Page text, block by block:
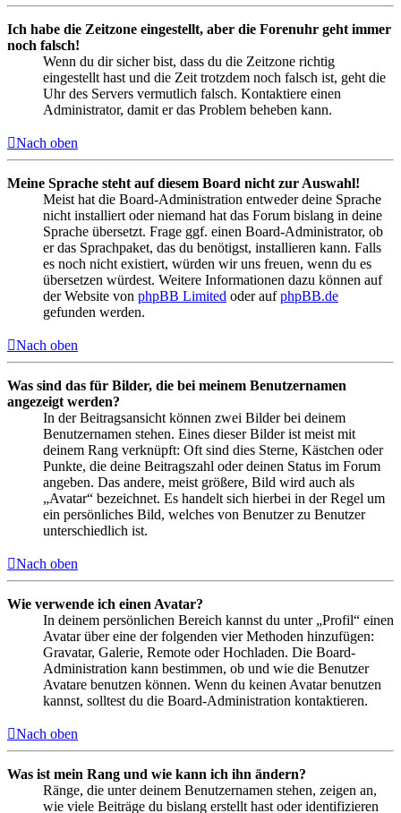
Ich habe die Zeitzone eingestellt, aber die Forenuhr geht immer
noch falsch!
Wenn du dir sicher bist, dass du die Zeitzone richtig
eingestellt hast und die Zeit trotzdem noch falsch ist, geht die
Uhr des Servers vermutlich falsch. Kontaktiere einen
Administrator, damit er das Problem beheben kann.
Nach oben
Meine Sprache steht auf diesem Board nicht zur Auswahl!
Meist hat die Board-Administration entweder deine Sprache
nicht installiert oder niemand hat das Forum bislang in deine
Sprache übersetzt. Frage ggf. einen Board-Administrator, ob
er das Sprachpaket, das du benötigst, installieren kann. Falls
es noch nicht existiert, würden wir uns freuen, wenn du es
übersetzen würdest. Weitere Informationen dazu können auf
der Website von phpBB Limited oder aufphpBB.de
gefunden werden.
Nach oben
Was sind das für Bilder, die bei meinem Benutzernamen
angezeigt werden?
In der Beitragsansicht können zwei Bilder bei deinem
Benutzernamen stehen. Eines dieser Bilder ist meist mit
deinem Rang verknüpft: Oft sind dies Sterne, Kästchen oder
Punkte, die deine Beitragszahl oder deinen Status im Forum
angeben. Das andere, meist größere, Bild wird auch als
„Avatar“ bezeichnet. Es handelt sich hierbei in der Regel um
ein persönliches Bild, welches von Benutzer zu Benutzer
unterschiedlich ist.
Nach oben
Wie verwende ich einen Avatar?
In deinem persönlichen Bereich kannst du unter „Profil“ einen
Avatar über eine der folgenden vier Methoden hinzufügen:
Gravatar, Galerie, Remote oder Hochladen. Die Board-
Administration kann bestimmen, ob und wie die Benutzer
Avatare benutzen können. Wenn du keinen Avatar benutzen
kannst, solltest du die Board-Administration kontaktieren.
Nach oben
Was ist mein Rang und wie kann ich ihn ändern?
Ränge, die unter deinem Benutzernamen stehen, zeigen an,
wie viele Beiträge du bislang erstellt hast oder identifizieren